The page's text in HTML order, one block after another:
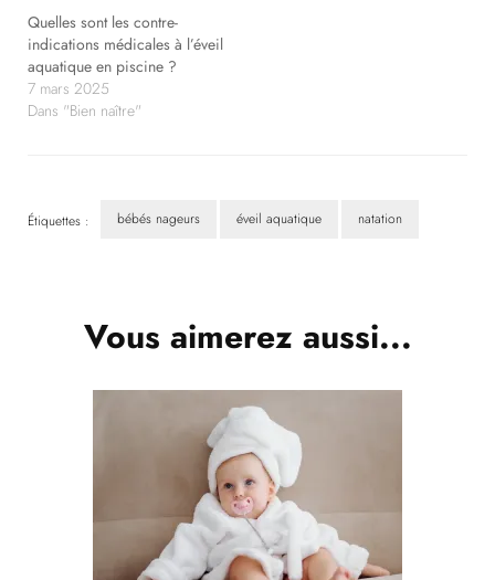
Quelles sont les contre-
indications médicales à l’éveil
aquatique en piscine ?
7 mars 2025
Dans "Bien naître"
Étiquettes : bébés nageurs éveil aquatique natation
Vous aimerez aussi...